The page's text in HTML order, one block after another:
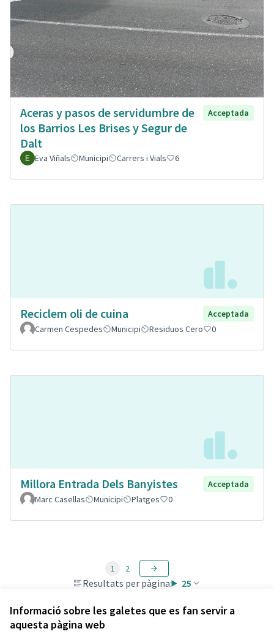
Informació sobre les galetes que es fan servir a
aquesta pàgina web
Aceras y pasos de servidumbre de
los Barrios Les Brises y Segur de
Dalt
Acceptada
Eva Viñals Municipi Carrers i Vials 6
Reciclem oli de cuina
Acceptada
Carmen Cespedes
Municipi Residuos Cero 0
Millora Entrada Dels Banyistes
Acceptada
Marc Casellas
Municipi Platges 0
Resultats per pàgina: 25
1 2